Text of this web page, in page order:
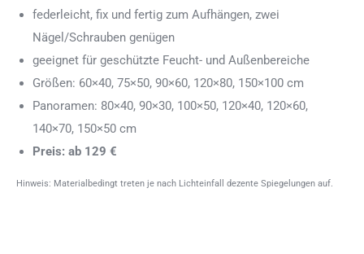
federleicht, fix und fertig zum Aufhängen, zwei
Nägel/Schrauben genügen
geeignet für geschützte Feucht- und Außenbereiche
Größen: 60×40, 75×50, 90×60, 120×80, 150×100 cm
Panoramen: 80×40, 90×30, 100×50, 120×40, 120×60,
140×70, 150×50 cm
Preis: ab 129 €
Hinweis: Materialbedingt treten je nach Lichteinfall dezente Spiegelungen auf.